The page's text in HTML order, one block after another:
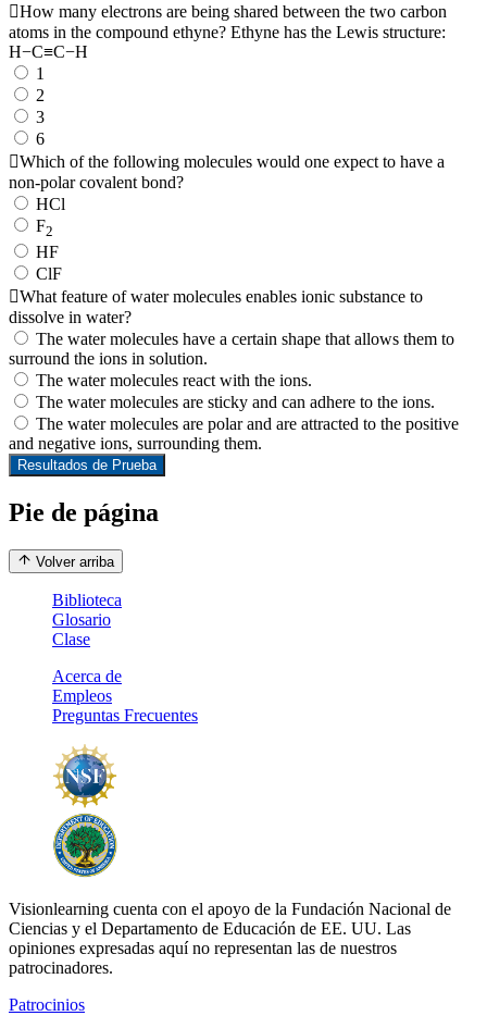
How many electrons are being shared between the two carbon
atoms in the compound ethyne? Ethyne has the Lewis structure:
H−C≡C−H
1
2
3
6
Which of the following molecules would one expect to have a
non-polar covalent bond?
HCl
F2
HF
ClF
What feature of water molecules enables ionic substance to
dissolve in water?
The water molecules have a certain shape that allows them to
surround the ions in solution.
The water molecules react with the ions.
The water molecules are sticky and can adhere to the ions.
The water molecules are polar and are attracted to the positive
and negative ions, surrounding them.
Resultados de Prueba
Pie de página
Volver arriba
Biblioteca
Glosario
Clase
Acerca de
Empleos
Preguntas Frecuentes
Visionlearning cuenta con el apoyo de la Fundación Nacional de
Ciencias y el Departamento de Educación de EE. UU. Las
opiniones expresadas aquí no representan las de nuestros
patrocinadores.
Patrocinios